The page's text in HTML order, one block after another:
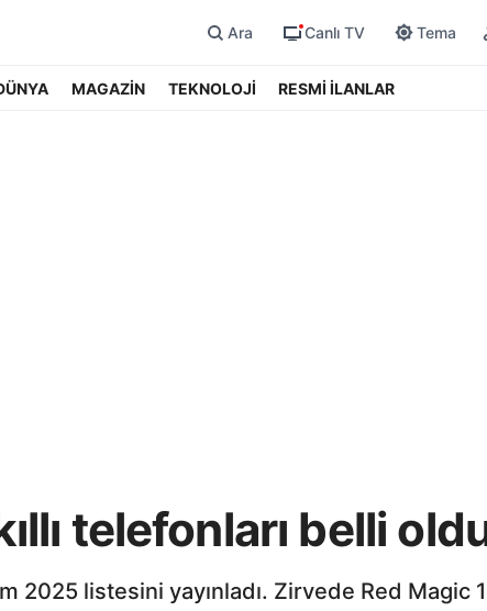
Ara Canlı TV Tema
MAGAZİN TEKNOLOJİ RESMİ İLANLAR
telefonları belli
2025 listesini yayınladı. Zirvede Red Magic